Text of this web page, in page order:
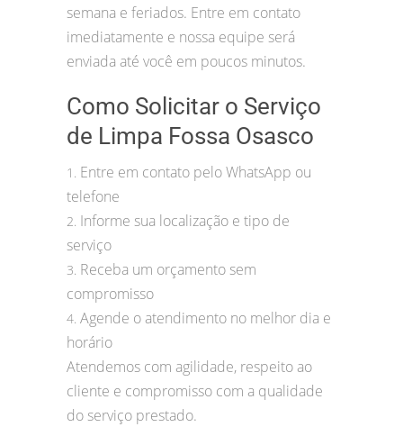
semana e feriados. Entre em contato
imediatamente e nossa equipe será
enviada até você em poucos minutos.
Como Solicitar o Serviço
de Limpa Fossa Osasco
1. Entre em contato pelo WhatsApp ou
telefone
2. Informe sua localização e tipo de
serviço
3. Receba um orçamento sem
compromisso
4. Agende o atendimento no melhor dia e
horário
Atendemos com agilidade, respeito ao
cliente e compromisso com a qualidade
do serviço prestado.